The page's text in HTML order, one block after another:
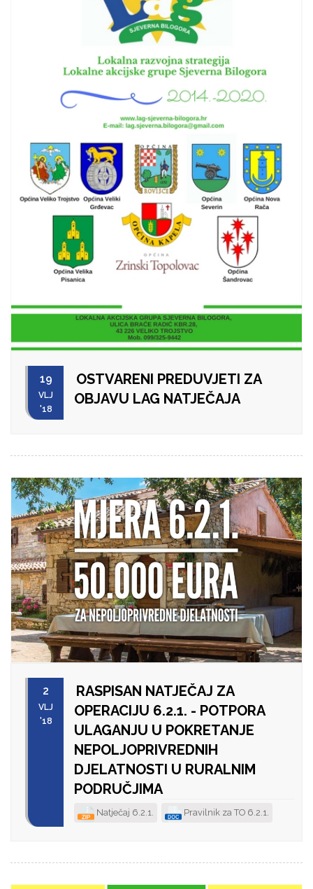
19
VLJ
'18
OSTVARENI PREDUVJETI ZA
OBJAVU LAG NATJEČAJA
2
VLJ
'18
RASPISAN NATJEČAJ ZA
OPERACIJU 6.2.1. - POTPORA
ULAGANJU U POKRETANJE
NEPOLJOPRIVREDNIH
DJELATNOSTI U RURALNIM
PODRUČJIMA
Natječaj 6.2.1. Pravilnik za TO 6.2.1.